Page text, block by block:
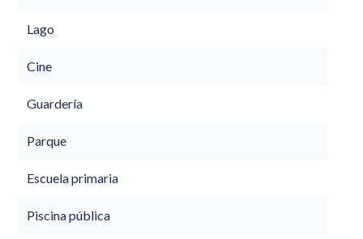
Lago
Cine
Guardería
Parque
Escuela primaria
Piscina pública